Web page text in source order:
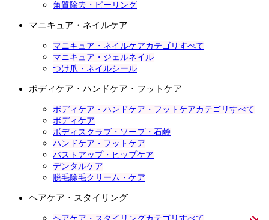
角質除去・ピーリング
マニキュア・ネイルケア
マニキュア・ネイルケアカテゴリすべて
マニキュア・ジェルネイル
つけ爪・ネイルシール
ボディケア・ハンドケア・フットケア
ボディケア・ハンドケア・フットケアカテゴリすべて
ボディケア
ボディスクラブ・ソープ・石鹸
ハンドケア・フットケア
バストアップ・ヒップケア
デンタルケア
脱毛除毛クリーム・ケア
ヘアケア・スタイリング